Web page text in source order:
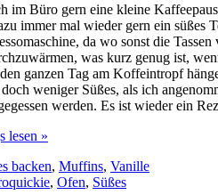
im Büro gern eine kleine
immer mal wieder gern ein süßes
da wo sonst die
was kurz genug ist,
ganzen Tag am Koffeintropf
weniger Süßes, als ich
werden. Es ist wieder ein
lesen »
backen, Muffins, Vanille
, Ofen, Süßes